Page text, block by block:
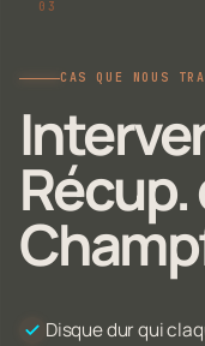
CAS QUE NOUS
Récup.
Disque dur qui